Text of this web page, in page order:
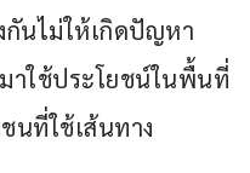
กันไม่ให้เกิดปัญหา
าใช้ประโยชน์ในพื้นที่
นที่ใช้เส้นทาง